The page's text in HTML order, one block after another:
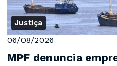
Justiça
06/08/2026
MPF denuncia